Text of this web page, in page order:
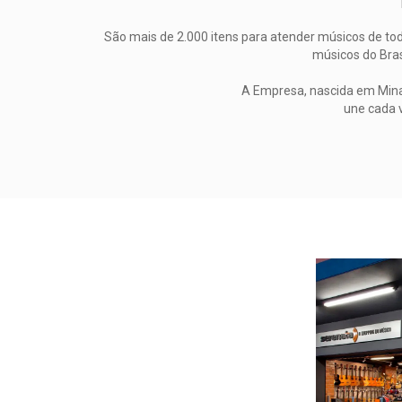
São mais de 2.000 itens para atender músicos de
músicos do
A Empresa, nascida em
une cada